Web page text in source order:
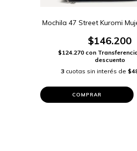
Mochila 47 Street Kuromi
$146.200
$124.270 con
descuento
3 cuotas sin interés de
COMPRAR